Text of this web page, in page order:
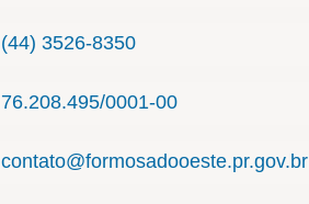
(44) 3526-8350
76.208.495/0001-00
contato@formosadooeste.pr.gov.br